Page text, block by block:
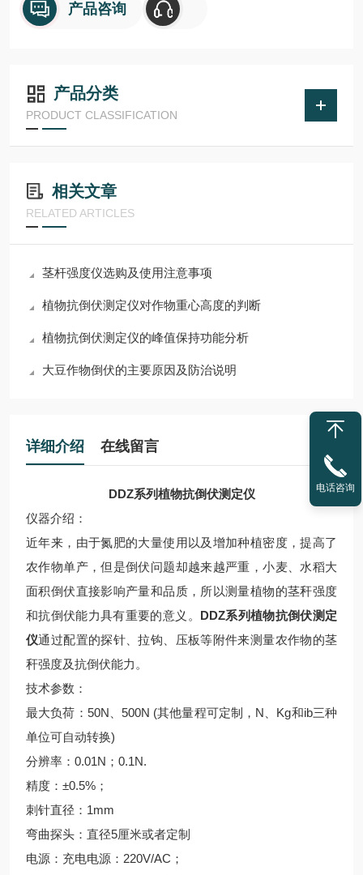
产品咨询
产品分类
PRODUCT CLASSIFICATION
相关文章
RELATED ARTICLES
茎杆强度仪选购及使用注意事项
植物抗倒伏测定仪对作物重心高度的判断
植物抗倒伏测定仪的峰值保持功能分析
大豆作物倒伏的主要原因及防治说明
详细介绍 在线留言
DDZ系列植物抗倒伏测定仪
仪器介绍：
近年来，由于氮肥的大量使用以及增加种植密度，提高了
农作物单产，但是倒伏问题却越来越严重，小麦、水稻大
面积倒伏直接影响产量和品质，所以测量植物的茎秆强度
和抗倒伏能力具有重要的意义。 DDZ系列植物抗倒伏测定
仪通过配置的探针、拉钩、压板等附件来测量农作物的茎
秆强度及抗倒伏能力。
技术参数：
最大负荷：50N、500N (其他量程可定制，N、Kg和ib三种
单位可自动转换)
分辨率：0.01N；0.1N.
精度：±0.5%；
刺针直径：1mm
弯曲探头：直径5厘米或者定制
电源：充电电源：220V/AC；
电话咨询